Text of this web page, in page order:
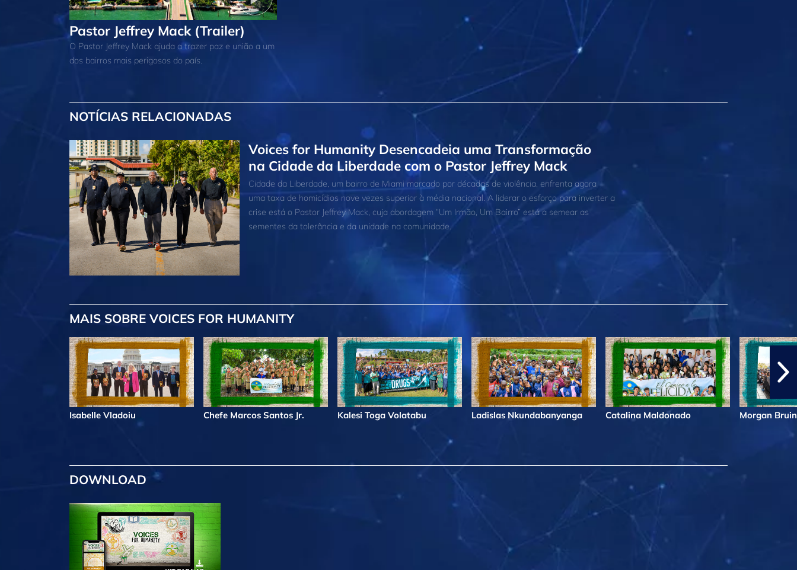
Pastor Jeffrey Mack (Trailer)
O Pastor Jeffrey Mack ajuda a trazer paz e união a um
dos bairros mais perigosos do país.
NOTÍCIAS RELACIONADAS
Voices for Humanity Desencadeia uma Transformação
na Cidade da Liberdade com o Pastor Jeffrey Mack
Cidade da Liberdade, um bairro de Miami marcado por décadas de violência, enfrenta agora
uma taxa de homicídios nove vezes superior à média nacional. A liderar o esforço para inverter a
crise está o Pastor Jeffrey Mack, cuja abordagem “Um Irmão, Um Bairro” está a semear as
sementes da tolerância e da unidade na comunidade.
MAIS SOBRE VOICES FOR HUMANITY
Isabelle Vladoiu Chefe Marcos Santos Jr. Kalesi Toga Volatabu Ladislas Nkundabanyanga Catalina Maldonado Morgan
DOWNLOAD